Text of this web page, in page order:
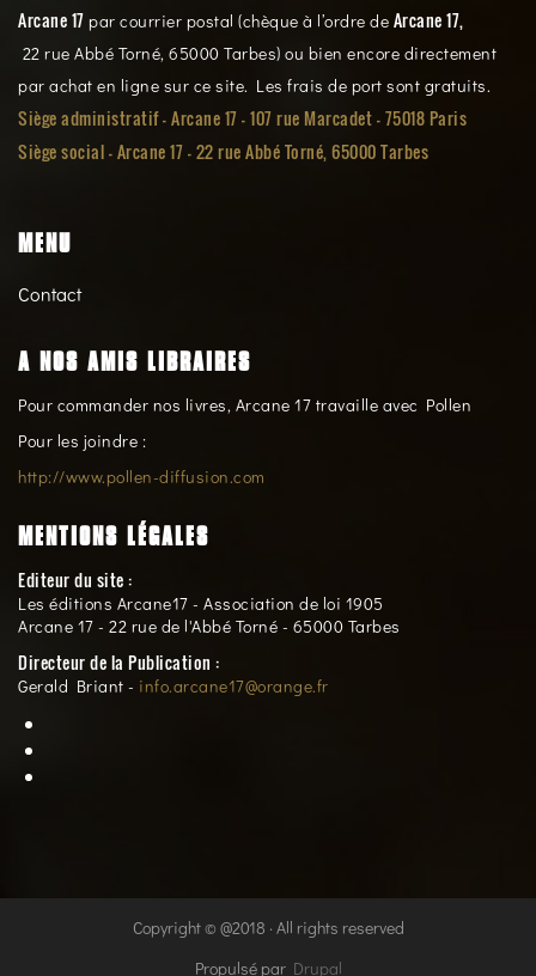
Arcane 17 par courrier postal (chèque à l’ordre de Arcane 17,
22 rue Abbé Torné, 65000 Tarbes) ou bien encore directement
par achat en ligne sur ce site. Les frais de port sont gratuits.
Siège administratif - Arcane 17 - 107 rue Marcadet - 75018 Paris
Siège social -Arcane 17 - 22 rue Abbé Torné, 65000 Tarbes
MENU
Contact
A NOS AMIS LIBRAIRES
Pour commander nos livres, Arcane 17 travaille avec Pollen
Pour les joindre :
http://www.pollen-diffusion.com
MENTIONS LÉGALES
Editeur du site :
Les éditions Arcane17 - Association de loi 1905
Arcane 17 - 22 rue de l'Abbé Torné - 65000 Tarbes
Directeur de la Publication :
Gerald Briant - info.arcane17@orange.fr
Copyright © @2018 · All rights reserved
Propulsé par Drupal